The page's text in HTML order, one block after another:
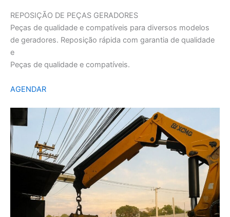
REPOSIÇÃO DE PEÇAS GERADORES
Peças de qualidade e compatíveis para diversos modelos
de geradores. Reposição rápida com garantia de qualidade
e
Peças de qualidade e compatíveis.
AGENDAR